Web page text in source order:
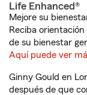
Life Enhanced®
Mejore su
Reciba
de su bienestar
Aquí puede ver
Ginny Gould en
después de que